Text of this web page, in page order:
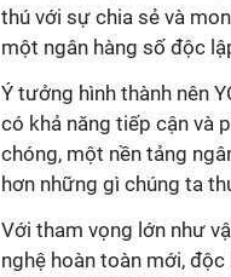
thú với sự chia sẻ và
một ngân hàng số độc
Ý tưởng hình thành nên
có khả năng tiếp cận và
chóng, một nền tảng
hơn những gì chúng ta
Với tham vọng lớn như
nghệ hoàn toàn mới,